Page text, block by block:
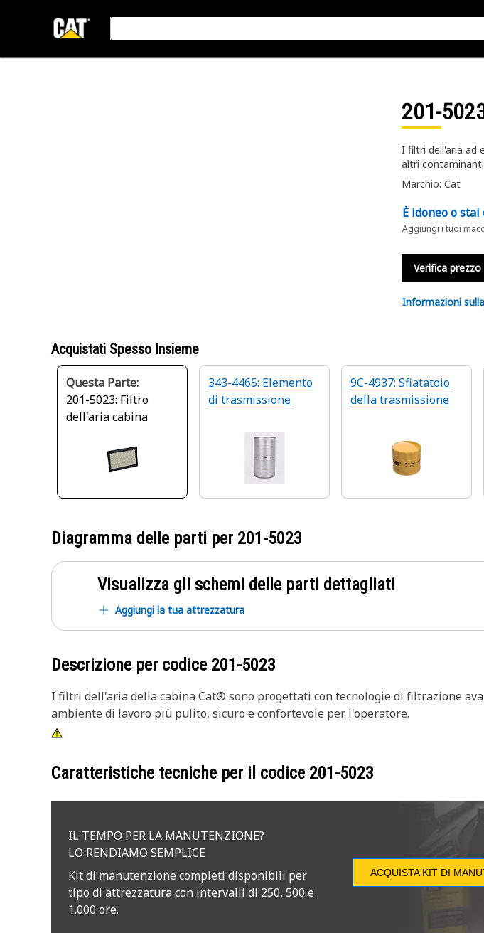
201-
I filtri dell'aria ad
altri
Marchio: Cat
È idoneo o
Aggiungi i tuoi
Verifica prezzo
Informazioni
Acquistati Spesso Insieme
Questa Parte:
201-5023: Filtro
dell'aria cabina
343-4465: Elemento
di trasmissione
9C-4937: Sfiatatoio
della trasmissione
Diagramma delle parti per 201-5023
Visualizza gli schemi delle parti dettagliati
Aggiungi la tua attrezzatura
Descrizione per codice 201-5023
I filtri dell'aria della cabina Cat® sono progettati con tecnologie di filtrazione
ambiente di lavoro più pulito, sicuro e confortevole per l'operatore.
Caratteristiche tecniche per il codice 201-5023
IL TEMPO PER LA MANUTENZIONE?
LO RENDIAMO SEMPLICE
Kit di manutenzione completi disponibili per
tipo di attrezzatura con intervalli di 250, 500 e
1.000 ore.
ACQUISTA KIT DI